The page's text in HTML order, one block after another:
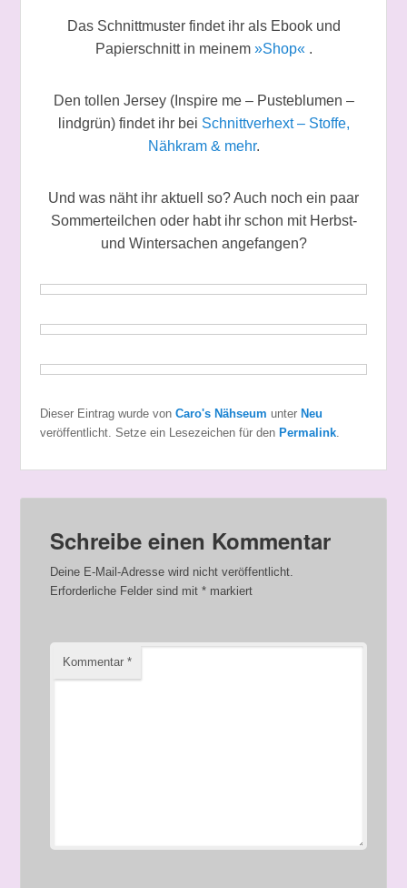
Das Schnittmuster findet ihr als Ebook und
Papierschnitt in meinem »Shop« .
Den tollen Jersey (Inspire me – Pusteblumen –
lindgrün) findet ihr bei Schnittverhext – Stoffe,
Nähkram & mehr.
Und was näht ihr aktuell so? Auch noch ein paar
Sommerteilchen oder habt ihr schon mit Herbst-
und Wintersachen angefangen?
Dieser Eintrag wurde von Caro's Nähseum unter Neu
veröffentlicht. Setze ein Lesezeichen für den Permalink.
Schreibe einen Kommentar
Deine E-Mail-Adresse wird nicht veröffentlicht.
Erforderliche Felder sind mit* markiert
Kommentar*